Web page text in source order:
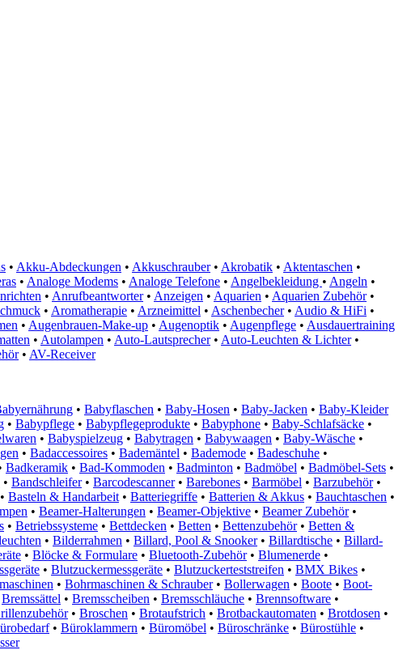
• Akku-Abdeckungen • Akkuschrauber • Akrobatik • Aktentaschen •
• Analoge Modems • Analoge Telefone • Angelbekleidung • Angeln •
• Anrufbeantworter • Anzeigen • Aquarien • Aquarien Zubehör •
• Aromatherapie • Arzneimittel • Aschenbecher • Audio & HiFi •
• Augenbrauen-Make-up • Augenoptik • Augenpflege • Ausdauertraining
• Autolampen • Auto-Lautsprecher • Auto-Leuchten & Lichter •
• AV-Receiver
• Babyflaschen • Baby-Hosen • Baby-Jacken • Baby-Kleider
• Babypflege • Babypflegeprodukte • Babyphone • Baby-Schlafsäcke •
• Babyspielzeug • Babytragen • Babywaagen • Baby-Wäsche •
• Badaccessoires • Bademäntel • Bademode • Badeschuhe •
Badkeramik • Bad-Kommoden • Badminton • Badmöbel • Badmöbel-Sets •
• Bandschleifer • Barcodescanner • Barebones • Barmöbel • Barzubehör •
• Basteln & Handarbeit • Batteriegriffe • Batterien & Akkus • Bauchtaschen •
• Beamer-Halterungen • Beamer-Objektive • Beamer Zubehör •
• Betriebssysteme • Bettdecken • Betten • Bettenzubehör • Betten &
• Bilderrahmen • Billard, Pool & Snooker • Billardtische • Billard-
• Blöcke & Formulare • Bluetooth-Zubehör • Blumenerde •
• Blutzuckermessgeräte • Blutzuckerteststreifen • BMX Bikes •
• Bohrmaschinen & Schrauber • Bollerwagen • Boote • Boot-
Bremssättel • Bremsscheiben • Bremsschläuche • Brennsoftware •
• Broschen • Brotaufstrich • Brotbackautomaten • Brotdosen •
• Büroklammern • Büromöbel • Büroschränke • Bürostühle •